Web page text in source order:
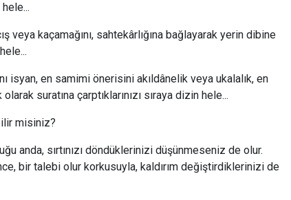
kaçamağını, sahtekârlığına bağlayarak yerin dibine
en samimi önerisini akıldânelik veya ukalalık, en
suratına çarptıklarınızı sıraya dizin hele...
misiniz?
sırtınızı döndüklerinizi düşünmeseniz de olur.
bir talebi olur korkusuyla, kaldırım değiştirdiklerinizi de